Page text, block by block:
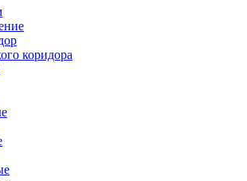
коридора